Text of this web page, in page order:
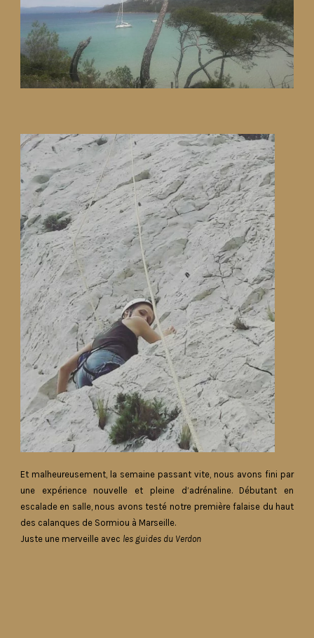
Et malheureusement, la semaine passant vite, nous avons fini par
une expérience nouvelle et pleine d’adrénaline. Débutant en
escalade en salle, nous avons testé notre première falaise du haut
des calanques de Sormiou à Marseille.
Juste une merveille avec les guides du Verdon